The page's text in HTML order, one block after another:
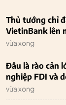
Thủ tướng chỉ
VietinBank lên
vừa xong
Đâu là rào cản
nghiệp FDI và
vừa xong